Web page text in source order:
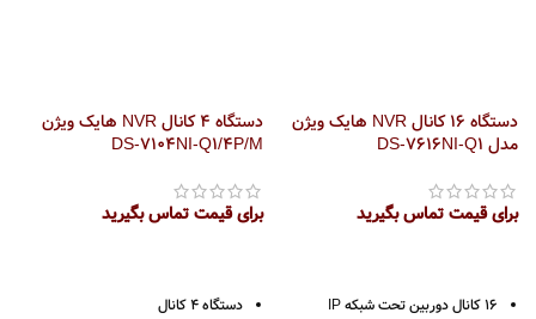
دستگاه 16 کانال NVR هایک ویژن
مدل DS-7616NI-Q1
برای قیمت تماس بگیرید
16 کانال دوربین تحت شبکه IP
دستگاه 4 کانال NVR هایک ویژن
DS-7104NI-Q1/4P/M
برای قیمت تماس بگیرید
دستگاه 4 کانال